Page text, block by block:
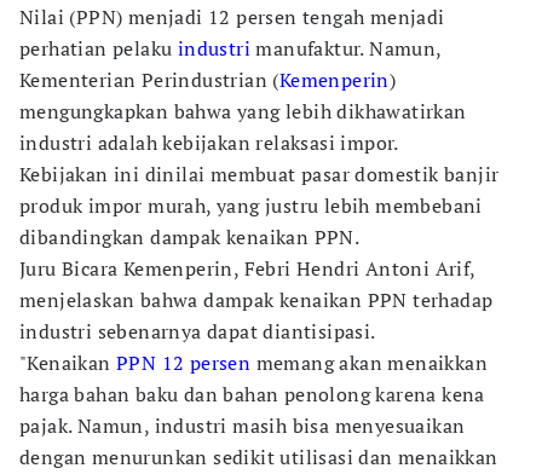
Nilai (PPN) menjadi 12 persen tengah menjadi
perhatian pelaku industri manufaktur. Namun,
Kementerian Perindustrian (Kemenperin)
mengungkapkan bahwa yang lebih dikhawatirkan
industri adalah kebijakan relaksasi impor.
Kebijakan ini dinilai membuat pasar domestik banjir
produk impor murah, yang justru lebih membebani
dibandingkan dampak kenaikan PPN.
Juru Bicara Kemenperin, Febri Hendri Antoni Arif,
menjelaskan bahwa dampak kenaikan PPN terhadap
industri sebenarnya dapat diantisipasi.
"KenaikanPPN 12 persen memang akan menaikkan
harga bahan baku dan bahan penolong karena kena
pajak. Namun, industri masih bisa menyesuaikan
dengan menurunkan sedikit utilisasi dan menaikkan